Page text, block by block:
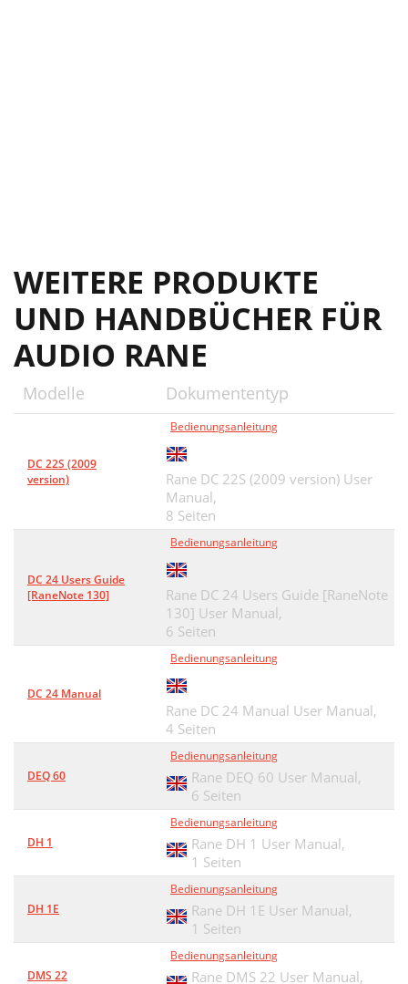
WEITERE PRODUKTE
UND HANDBÜCHER FÜR
AUDIO RANE
Modelle Dokumententyp
DC 22S (2009
version)
Bedienungsanleitung
Rane DC 22S (2009 version) User
Manual,
8 Seiten
DC 24 Users Guide
[RaneNote 130]
Bedienungsanleitung
Rane DC 24 Users Guide [RaneNote
130] User Manual,
6 Seiten
DC 24 Manual
Bedienungsanleitung
Rane DC 24 Manual User Manual,
4 Seiten
DEQ 60
Bedienungsanleitung
Rane DEQ 60 User Manual,
6 Seiten
DH 1
Bedienungsanleitung
Rane DH 1 User Manual,
1 Seiten
DH 1E
Bedienungsanleitung
Rane DH 1E User Manual,
1 Seiten
DMS 22
Bedienungsanleitung
Rane DMS 22 User Manual,